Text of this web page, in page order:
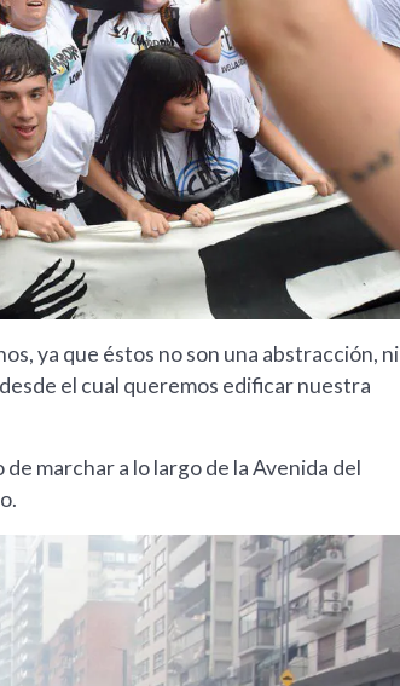
ya que éstos no son una abstracción, ni
el cual queremos edificar nuestra
marchar a lo largo de la Avenida del